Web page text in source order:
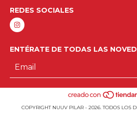
REDES SOCIALES
ENTÉRATE DE TODAS LAS
COPYRIGHT NUUV PILAR - 2026. TODOS LOS